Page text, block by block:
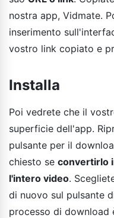
nostra app, Vidmate.
inserimento
vostro link copiato e
Installa
Poi vedrete che il
superficie dell'app.
pulsante per il
chiesto se convertirlo
l'intero video.
di nuovo sul pulsante
processo di download